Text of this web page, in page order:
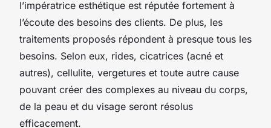
l’impératrice esthétique est réputée fortement à
l’écoute des besoins des clients. De plus, les
traitements proposés répondent à presque tous les
besoins. Selon eux, rides, cicatrices (acné et
autres), cellulite, vergetures et toute autre cause
pouvant créer des complexes au niveau du corps,
de la peau et du visage seront résolus
efficacement.